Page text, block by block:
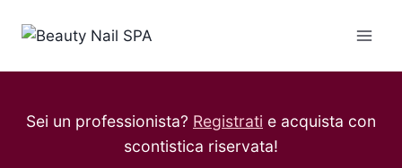
Sei un professionista? Registrati e acquista con
scontistica riservata!